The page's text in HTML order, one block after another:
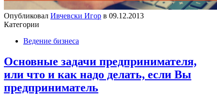
Опубликовал Ивчевски Игор в 09.12.2013
Категории
Ведение бизнеса
Основные задачи предпринимателя,
или что и как надо делать, если Вы
предприниматель